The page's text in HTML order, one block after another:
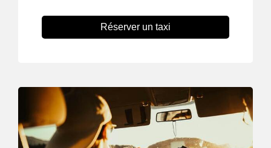
Réserver un taxi